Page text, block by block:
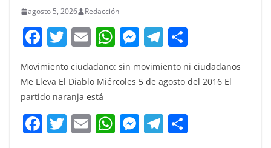
agosto 5, 2026 Redacción
F
a
c
e
b
o
T
w
itt
er
E
m
ai
l
W
h
at
A
p
M
ss
n
g
T
e
gr
a
m
o
m
Movimiento ciudadano: sin movimiento ni ciudadanos
Me Lleva El Diablo Miércoles 5 de agosto del 2016 El
partido naranja está
F T E W M T